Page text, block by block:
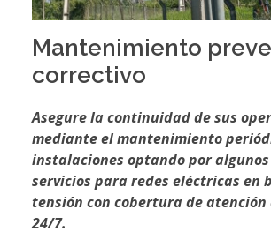
Mantenimiento
correctivo
Asegure la continuidad de sus
mediante el mantenimiento
instalaciones optando por
servicios para redes eléctricas en
tensión con cobertura de atención
24/7.